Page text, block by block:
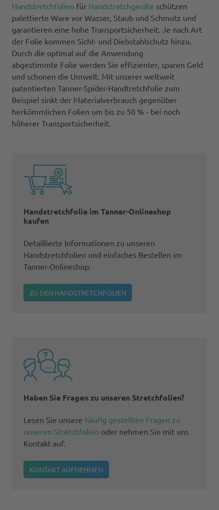
Handstretchfolien für Handstretchgeräte schützen
palettierte Ware vor Wasser, Staub und Schmutz und
garantieren eine hohe Transportsicherheit. Je nach Art
der Folie kommen Sicht- und Diebstahlschutz hinzu.
Durch die optimal auf die Anwendung
abgestimmte Folie werden Sie effizienter, sparen Geld
und schonen die Umwelt. Mit unserer weltweit
patentierten Tanner-Spider-Handtretchfolie zum
Beispiel sinkt der Materialverbrauch gegenüber
herkömmlichen Folien um bis zu 50 % - bei noch
höherer Transportsicherheit.
Handstretchfolie im Tanner-Onlineshop
kaufen
Detaillierte Informationen zu unseren
Handstretchfolien und einfaches Bestellen im
Tanner-Onlineshop.
ZU DEN HANDSTRETCHFOLIEN
Haben Sie Fragen zu unseren Stretchfolien?
Lesen Sie unsere häufig gestellten Fragen zu
unseren Stretchfolien oder nehmen Sie mit uns
Kontakt auf.
KONTAKT AUFNEHMEN